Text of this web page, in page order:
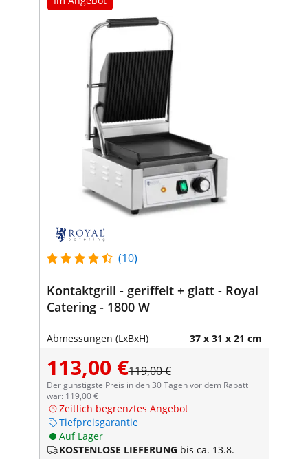
(10)
Kontaktgrill - geriffelt + glatt - Royal
Catering - 1800 W
Abmessungen (LxBxH) 37 x 31 x 21 cm
113,00 €119,00 €
Der günstigste Preis in den 30 Tagen vor dem Rabatt
war: 119,00 €
Zeitlich begrenztes Angebot
Tiefpreisgarantie
Auf Lager
KOSTENLOSE LIEFERUNG bis ca. 13.8.